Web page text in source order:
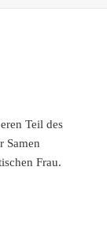
Teil des
Samen
Frau.